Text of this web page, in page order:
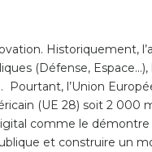
Historiquement,
(Défense,
l’Union
(UE 28) soit 2 000
comme le démontre
et construire un